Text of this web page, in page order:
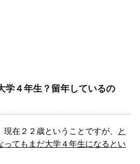
学４年生？留年しているの
在２２歳ということですが、 と
ってもまだ大学４年生になるとい